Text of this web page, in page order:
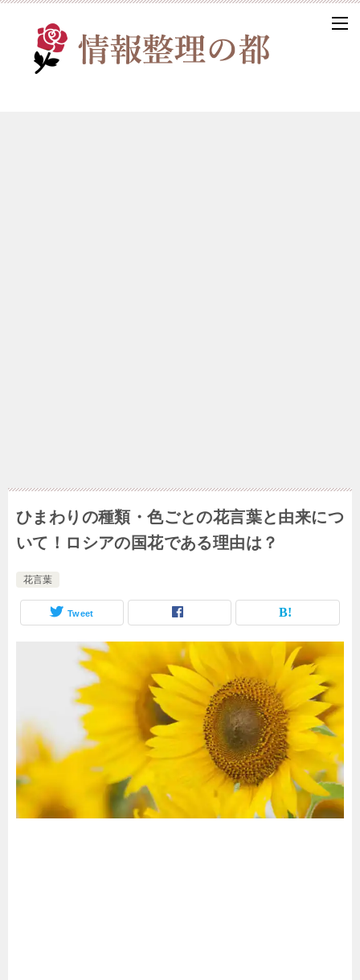
ひまわりの種類・色ごとの花言葉と由来につ
いて！ロシアの国花である理由は？
花言葉
Tweet